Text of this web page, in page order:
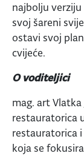
najbolju
svoj šareni
ostavi svoj
cvijeće.
O voditeljici
mag. art
restauratorica
restauratorica
koja se